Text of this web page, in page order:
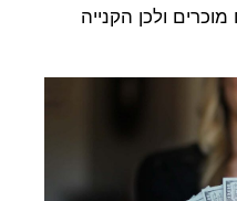
ולכן הקנייה